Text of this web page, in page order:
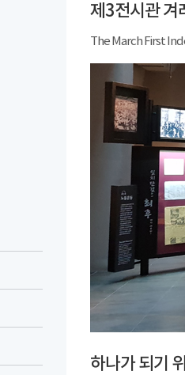
제3전시관 겨
The March First
하나가 되기